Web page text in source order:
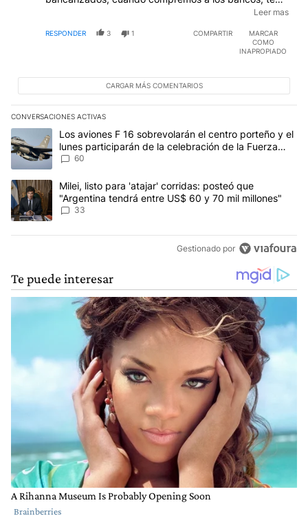
van a dejar comprar hasta 100 mil por mes. Ahora,
verso, han "levantado" el cepo para armar un
corralito, un cuenta gotas que termina como en 2001
Leer mas
RESPONDER 3 1 COMPARTIR
MARCAR
COMO
INAPROPIADO
CARGAR MÁS COMENTARIOS
CONVERSACIONES ACTIVAS
Este listado muestra los artículos con más comentarios en los
Un artículo de tendencia con el título "Los aviones F 16
Los aviones F 16 sobrevolarán el centro porteño y el
lunes participarán de la celebración de la Fuerza
Aérea
60
Un artículo de tendencia con el título "Milei, listo para 'atajar'
Milei, listo para 'atajar' corridas: posteó que
"Argentina tendrá entre US$ 60 y 70 mil millones"
33
Gestionado por